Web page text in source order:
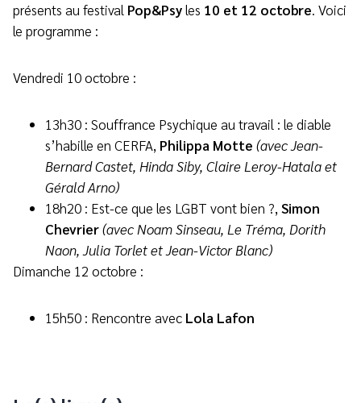
présents au festival Pop&Psyles 10 et 12 octobre. Voici
le programme :
Vendredi 10 octobre :
13h30 : Souffrance Psychique au travail : le diable
s’habille en CERFA, Philippa Motte (avec Jean-
Bernard Castet, Hinda Siby, Claire Leroy-Hatala et
Gérald Arno)
18h20 : Est-ce que les LGBT vont bien ?, Simon
Chevrier(avec Noam Sinseau, Le Tréma, Dorith
Naon, Julia Torlet et Jean-Victor Blanc)
Dimanche 12 octobre :
15h50 : Rencontre avec Lola Lafon